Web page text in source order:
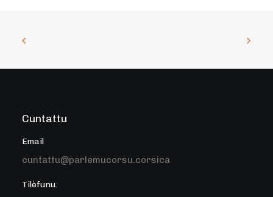
Cuntattu
Email
cuntattu@parlemucorsu.corsica
Tilèfunu